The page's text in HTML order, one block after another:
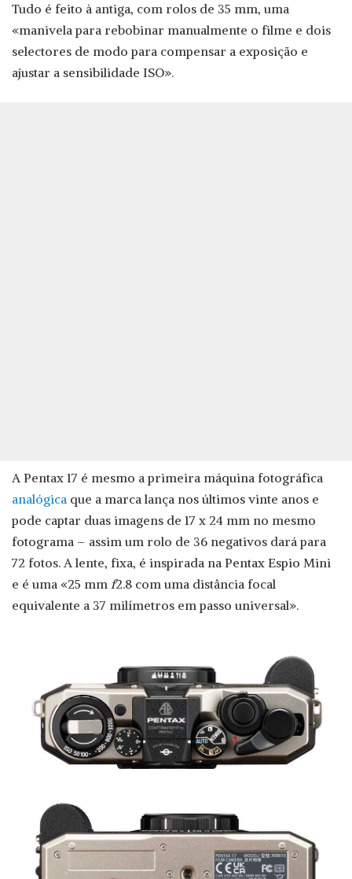
Tudo é feito à antiga, com rolos de 35 mm, uma
«manivela para rebobinar manualmente o filme e dois
selectores de modo para compensar a exposição e
ajustar a sensibilidade ISO».
A Pentax 17 é mesmo a primeira máquina fotográfica
analógica que a marca lança nos últimos vinte anos e
pode captar duas imagens de 17 x 24 mm no mesmo
fotograma – assim um rolo de 36 negativos dará para
72 fotos. A lente, fixa, é inspirada na Pentax Espio Mini
e é uma «25 mm f2.8 com uma distância focal
equivalente a 37 milímetros em passo universal».